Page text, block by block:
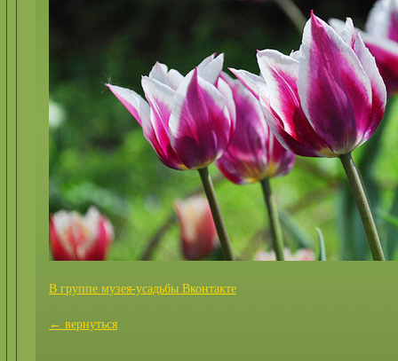
В группе музея-усадьбы Вконтакте
← вернуться